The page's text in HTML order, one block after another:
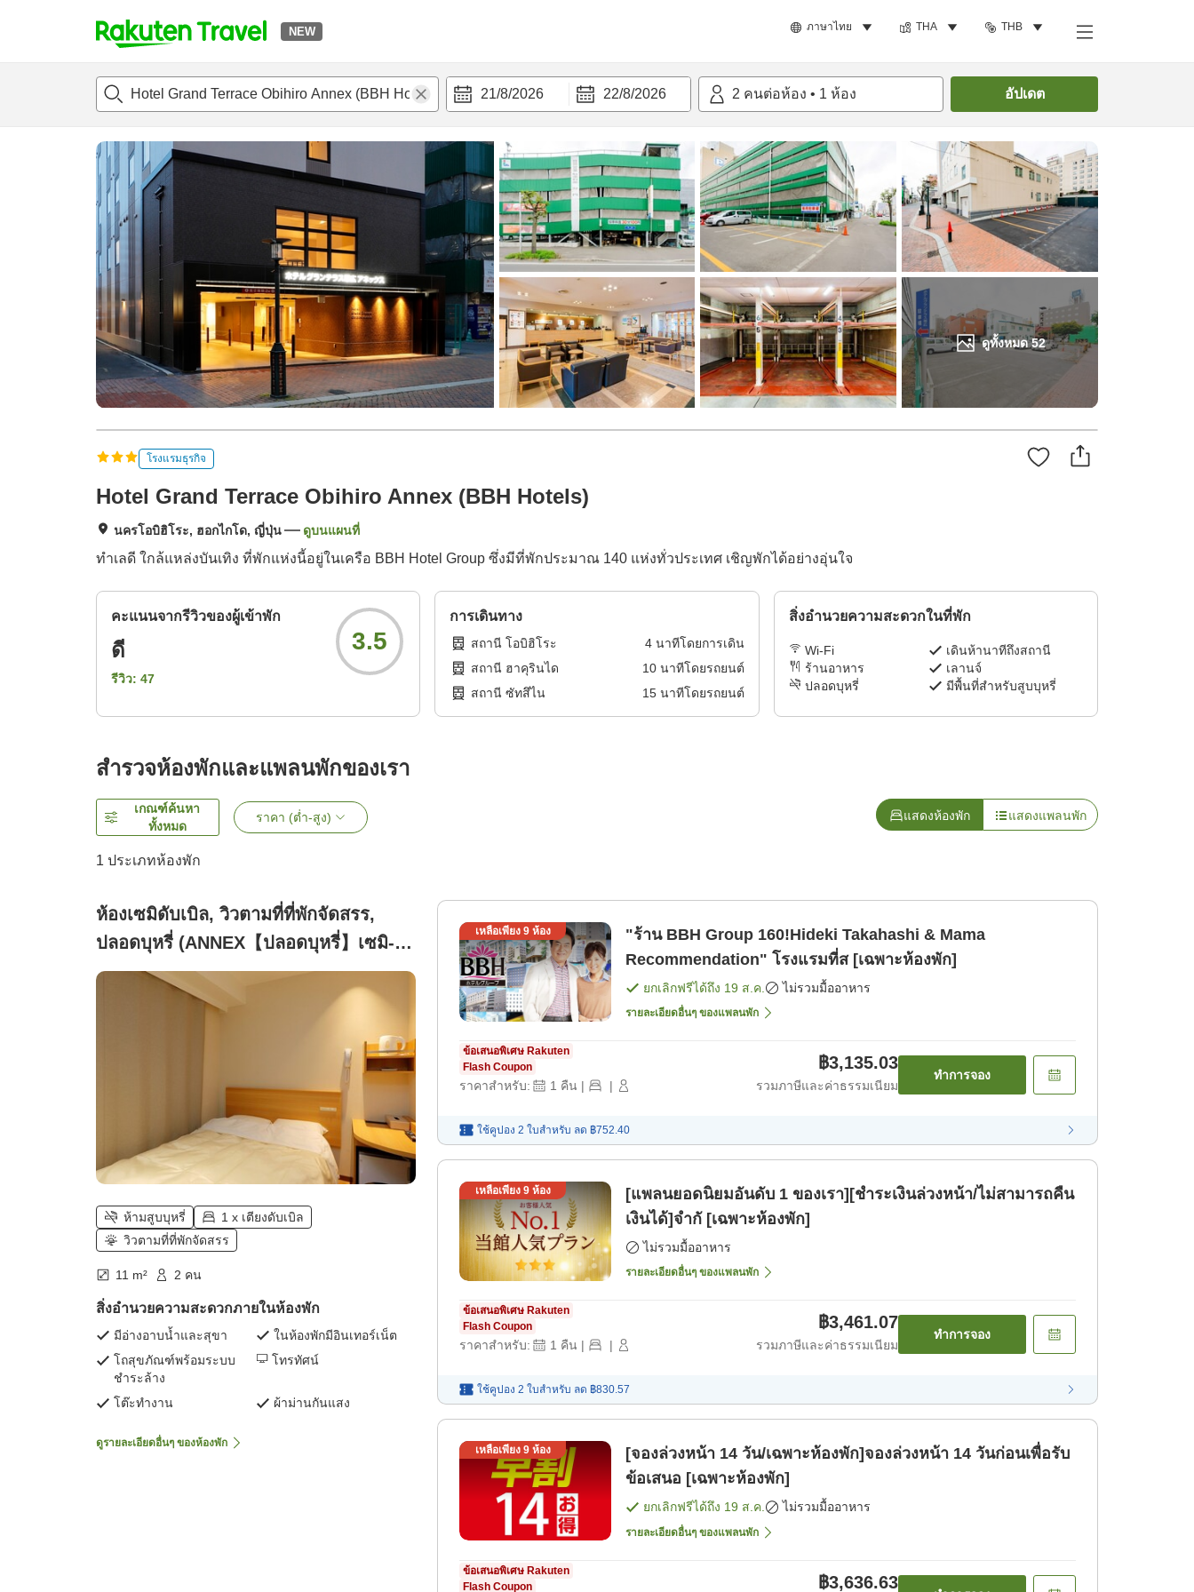
NEW ภาษาไทย THA THB
t
p
a
_
a
r
c
h
21/8/2026 22/8/2026 2 คนต่อห้อง • 1 ห้อง อัปเดต
ดูทั้งหมด52
แนะนำที่พักห้องพักและแพลนพักรีวิวสิ่่งอำนวยความสะดวก ค้นหาห้องพัก
โรงแรมธุรกิจ
Hotel Grand Terrace Obihiro Annex (BBH Hotels)
นครโอบิฮิโระ, ฮอกไกโด, ญี่ปุ่น ดูบนแผนที่
ทำเลดี ใกล้แหล่งบันเทิง ที่พักแห่งนี้อยู่ในเครือ BBH Hotel Group ซึ่งมีที่พักประมาณ 140 แห่งทั่วประเทศ เชิญพักได้อย่างอุ่นใจ
คะแนนจากรีวิวของผู้เข้าพัก
ดี
รีวิว: 47
3.5
การเดินทาง
สถานี โอบิฮิโระ 4นาทีโดยการเดิน
สถานี ฮาคุรินได
10นาทีโดยรถยนต์
สถานี ซัทสึไน
15นาทีโดยรถยนต์
สิ่งอำนวยความสะดวกในที่พัก
Wi-Fi
เดินห้านาทีถึงสถานี
ร้านอาหาร
เลานจ์
ปลอดบุหรี่
มีพื้นที่สำหรับสูบบุหรี่
สำรวจห้องพักและแพลนพักของเรา
เกณฑ์ค้นหา
ทั้งหมด
ราคา (ต่ำ-สูง) แสดงห้องพัก แสดงแพลนพัก
1 ประเภทห้องพัก
ห้องเซมิดับเบิล, วิวตามที่ที่พักจัดสรร,
ปลอดบุหรี่ (ANNEX【ปลอดบุหรี่】เซมิ-
ดับเบิลรูม)
ห้ามสูบบุหรี่
1 x เตียงดับเบิล
วิวตามที่ที่พักจัดสรร
11 m² 2 คน
สิ่งอำนวยความสะดวกภายในห้องพัก
มีอ่างอาบน้ำและสุขา
ในห้องพักมีอินเทอร์เน็ต
โถสุขภัณฑ์พร้อมระบบ
ชำระล้าง
โทรทัศน์
โต๊ะทำงาน ผ้าม่านกันแสง
ดูรายละเอียดอื่นๆ ของห้องพัก
เหลือเพียง 9ห้อง
"ร้าน BBH Group 160!Hideki Takahashi & Mama
Recommendation" โรงแรมที่ส [เฉพาะห้องพัก]
ยกเลิกฟรีได้ถึง 19 ส.ค. ไม่รวมมื้ออาหาร
รายละเอียดอื่นๆ ของแพลนพัก
ข้อเสนอพิเศษ Rakuten
Flash Coupon
ราคาสำหรับ: 1 คืน | |
฿3,135.03
รวมภาษีและค่าธรรมเนียม
ทำการจอง
ใช้คูปอง 2 ใบสำหรับ ลด ฿752.40
เหลือเพียง 9ห้อง
[แพลนยอดนิยมอันดับ 1 ของเรา][ชำระเงินล่วงหน้า/ไม่สามารถคืน
เงินได้]จำกั [เฉพาะห้องพัก]
ไม่รวมมื้ออาหาร
รายละเอียดอื่นๆ ของแพลนพัก
ข้อเสนอพิเศษ Rakuten
Flash Coupon
ราคาสำหรับ: 1 คืน | |
฿3,461.07
รวมภาษีและค่าธรรมเนียม
ทำการจอง
ใช้คูปอง 2 ใบสำหรับ ลด ฿830.57
เหลือเพียง 9ห้อง
[จองล่วงหน้า 14 วัน/เฉพาะห้องพัก]จองล่วงหน้า 14 วันก่อนเพื่อรับ
ข้อเสนอ [เฉพาะห้องพัก]
ยกเลิกฟรีได้ถึง 19 ส.ค. ไม่รวมมื้ออาหาร
รายละเอียดอื่นๆ ของแพลนพัก
ข้อเสนอพิเศษ Rakuten
Flash Coupon
฿3,636.63